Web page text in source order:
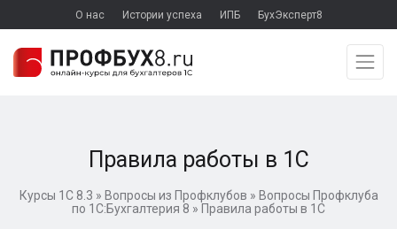
О нас Истории успеха ИПБ БухЭксперт8
Правила работы в 1С
Курсы 1С 8.3 » Вопросы из Профклубов » Вопросы Профклуба
по 1С:Бухгалтерия 8 » Правила работы в 1С